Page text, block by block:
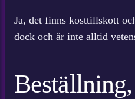
Ja, det finns kosttillskott
dock och är inte alltid